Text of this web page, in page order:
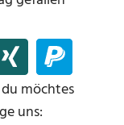
möchtes
uns: